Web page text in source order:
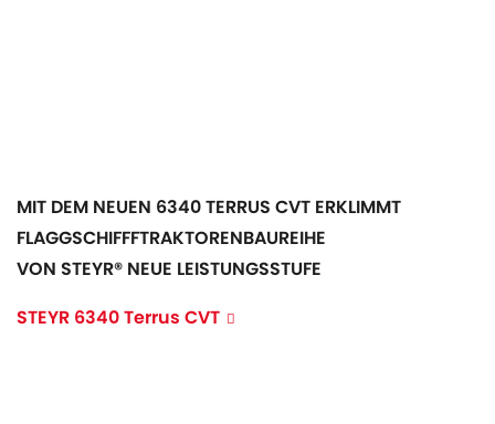
MIT DEM NEUEN 6340 TERRUS CVT ERKLIMMT
FLAGGSCHIFFFTRAKTORENBAUREIHE
VON STEYR® NEUE LEISTUNGSSTUFE
STEYR 6340 Terrus CVT